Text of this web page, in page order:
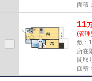
面積
11
(管理
敷：
所在
間取
面積